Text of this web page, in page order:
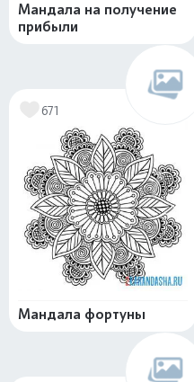
Мандала на получение
прибыли
671
Мандала фортуны